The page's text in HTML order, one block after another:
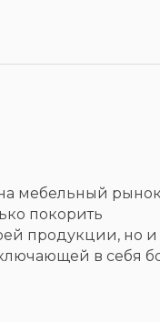
мебельный
покорить
продукции, но и
в себя